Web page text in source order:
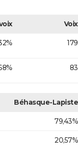
Voix
179
83
Béhasque-Lapiste
79,43%
20,57%